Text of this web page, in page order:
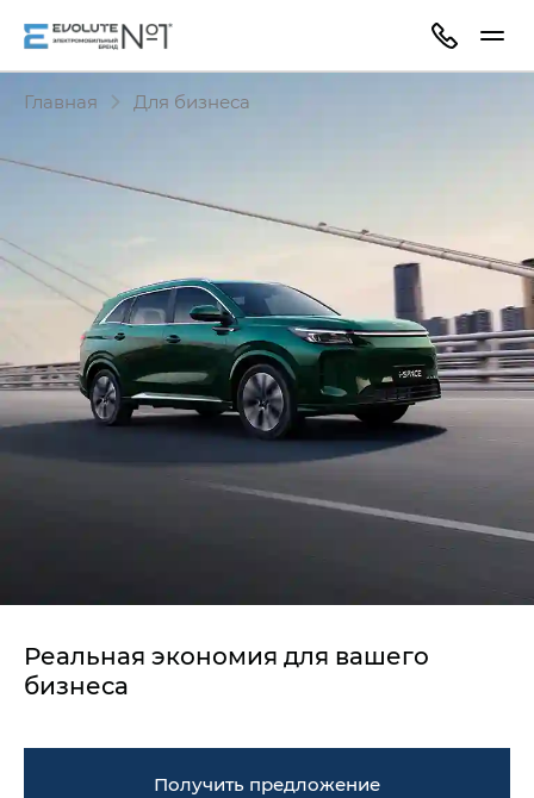
Главная Для бизнеса
Реальная экономия для вашего
бизнеса
Получить предложение